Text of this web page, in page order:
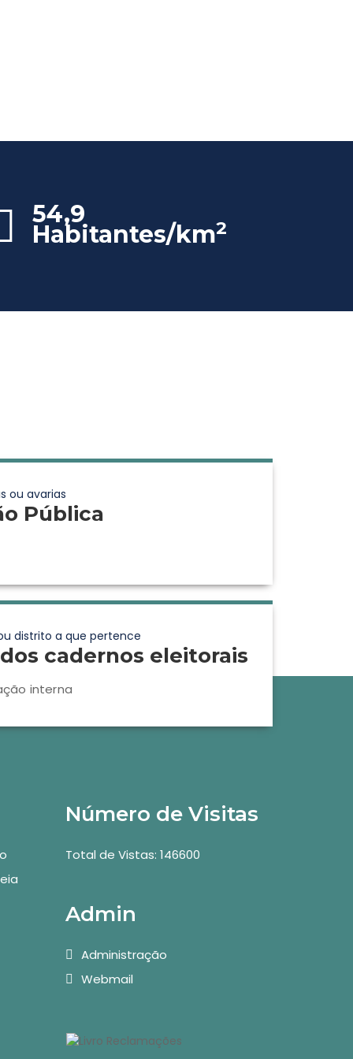
54,9
Habitantes/km2
ou avarias
Pública
distrito a que pertence
cadernos eleitorais
interna
Número de Visitas
Total de Vistas: 146600
Admin
Administração
Webmail